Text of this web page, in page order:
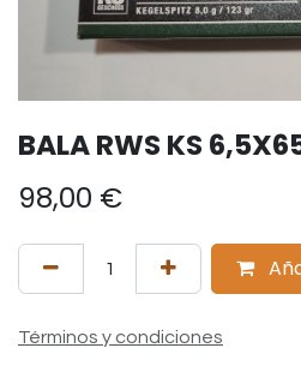
BALA RWS KS
98,00 €
Términos y condiciones